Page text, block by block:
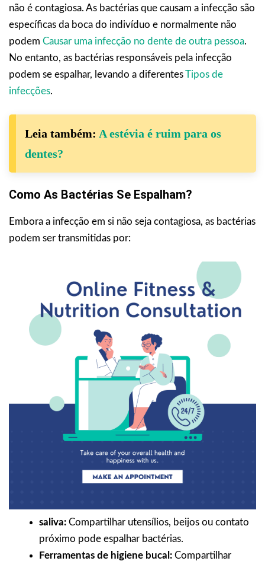
não é contagiosa. As bactérias que causam a infecção são
específicas da boca do indivíduo e normalmente não
podem Causar uma infecção no dente de outra pessoa.
No entanto, as bactérias responsáveis pela infecção
podem se espalhar, levando a diferentesTipos de
infecções.
Leia também: A estévia é ruim para os
dentes?
Como As Bactérias Se Espalham?
Embora a infecção em si não seja contagiosa, as bactérias
podem ser transmitidas por:
saliva: Compartilhar utensílios, beijos ou contato
próximo pode espalhar bactérias.
Ferramentas de higiene bucal: Compartilhar